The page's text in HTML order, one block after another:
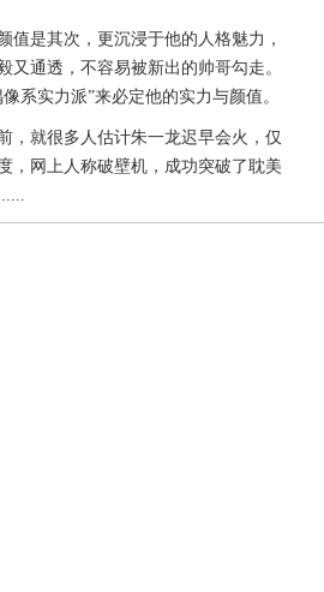
是其次，更沉浸于他的人格魅力，
又通透，不容易被新出的帅哥勾走。
系实力派”来必定他的实力与颜值。
就很多人估计朱一龙迟早会火，仅
，网上人称破壁机，成功突破了耽美